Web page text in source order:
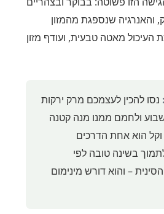
והאנרגיה שנספגת מהמזון
מאטה טבעית, ועודף מזון
נסו להכין לעצמכם מרק ירקות
ולחמם ממנו מנה קטנה
הוא אחת הדרכים
בשינה טובה לפי
– והוא דורש מינימום